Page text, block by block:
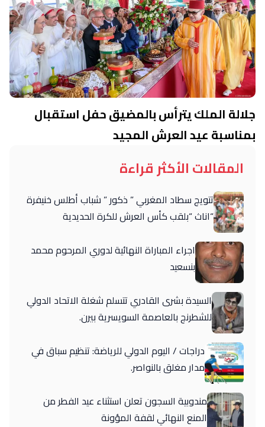
جلالة الملك يترأس بالمضيق حفل استقبال
بمناسبة عيد العرش المجيد
المقالات الأكثر قراءة
تتويج سطاد المغربي ” ذكور ” شباب أطلس خنيفرة
“اناث “بلقب كأس العرش للكرة الحديدية
اجراء المباراة النهائية لدوري المرحوم محمد
بنسعيد
السيدة بشرى القادري تتسلم شغلة الاتحاد الدولي
للشطرنج بالعاصمة السويسرية بيرن.
دراجات / اليوم الدولي للرياضة: تنظيم سباق في
مدار مغلق بالنواصر.
مندوبية السجون تعلن استثناء عيد الفطر من
المنع النهائي لقفة المؤونة